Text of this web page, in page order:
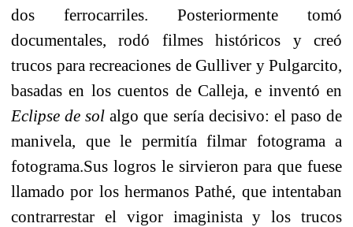
dos ferrocarriles. Posteriormente tomó
documentales, rodó filmes históricos y creó
trucos para recreaciones de Gulliver y Pulgarcito,
basadas en los cuentos de Calleja, e inventó en
Eclipse de sol algo que sería decisivo: el paso de
manivela, que le permitía filmar fotograma a
fotograma.Sus logros le sirvieron para que fuese
llamado por los hermanos Pathé, que intentaban
contrarrestar el vigor imaginista y los trucos